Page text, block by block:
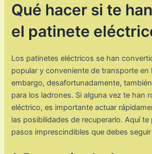
Qué hacer si te
el patinete
Los patinetes eléctricos se han
popular y conveniente de transporte en
embargo, desafortunadamente,
para los ladrones. Si alguna vez te han
eléctrico, es importante actuar
las posibilidades de recuperarlo. Aquí
pasos imprescindibles que debes